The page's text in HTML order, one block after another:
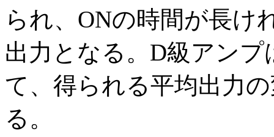
られ、ONの時間が長け
出力となる。D級アンプ
て、得られる平均出力
る。